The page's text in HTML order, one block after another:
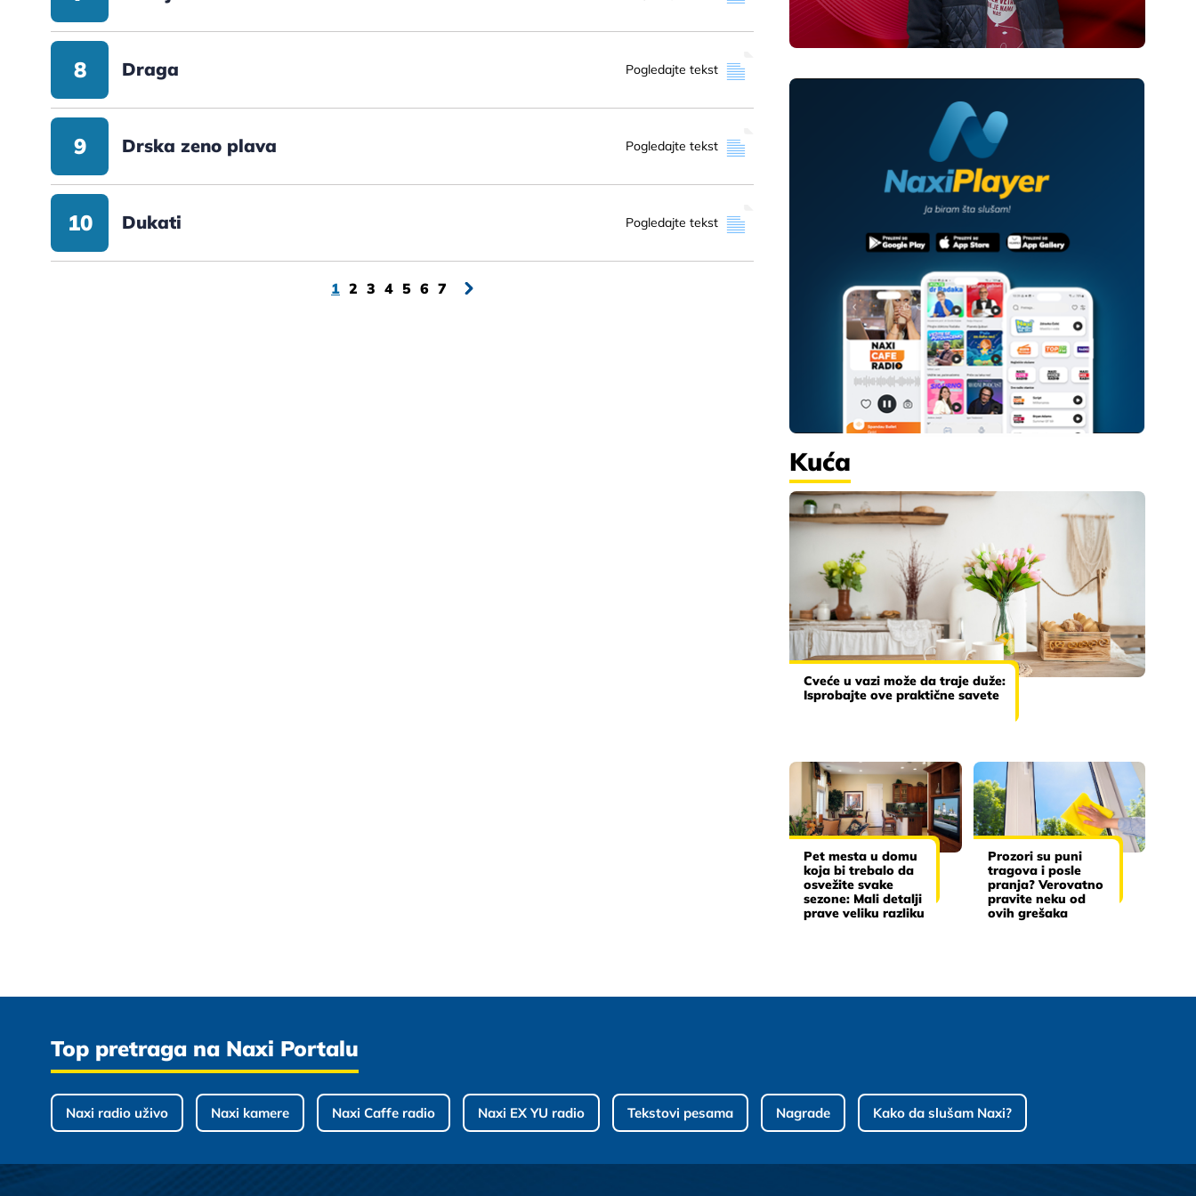
8 Draga Pogledajte tekst
9 Drska zeno plava Pogledajte tekst
10 Dukati Pogledajte tekst
1 2 3 4 5 6 7
Kuća
Cveće u vazi može da traje duže:
Isprobajte ove praktične savete
Pet mesta u domu
koja bi trebalo da
osvežite svake
sezone: Mali detalji
prave veliku razliku
Prozori su puni
tragova i posle
pranja? Verovatno
pravite neku od
ovih grešaka
Top pretraga na Naxi Portalu
Naxi radio uživo Naxi kamere Naxi Caffe radio Naxi EX YU radio Tekstovi pesama Nagrade Kako da slušam Naxi?